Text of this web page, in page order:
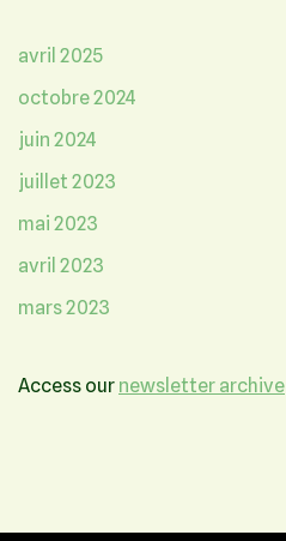
avril 2025
octobre 2024
juin 2024
juillet 2023
mai 2023
avril 2023
mars 2023
Access our newsletter archive